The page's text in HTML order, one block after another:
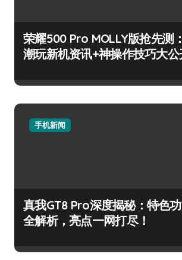
荣耀500 Pro MOLLY版抢先测：
潮玩新机资讯+神操作技巧大公
手机新闻
真我GT8 Pro深度揭秘：特色
全解析，亮点一网打尽！